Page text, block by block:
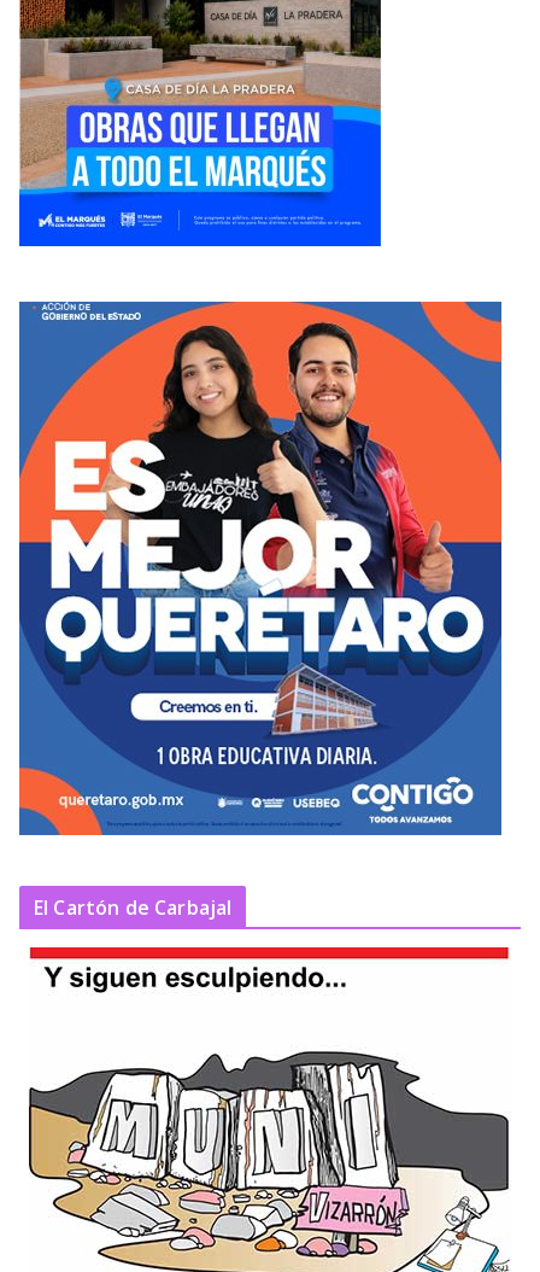
El Cartón de Carbajal